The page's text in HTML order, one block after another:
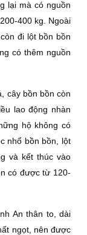
lại mà có nguồn
400 kg. Ngoài
đi lột bồn bồn
có thêm nguồn
cây bồn bồn còn
lao động nhàn
hộ không có
nhổ bồn bồn, lột
và kết thúc vào
có được từ 120-
An thân to, dài
ngọt, nên được